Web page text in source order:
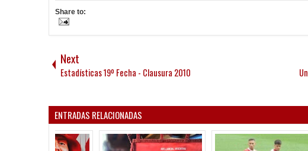
Share to:
Next
Estadísticas 19º Fecha - Clausura 2010
ENTRADAS RELACIONADAS